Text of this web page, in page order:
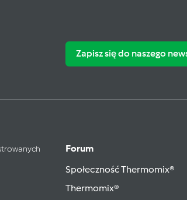
Zapisz się do naszego
Forum
Społeczność Thermomix®
Thermomix®